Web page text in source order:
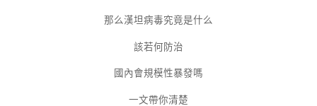
那么漢坦病毒究竟是什么
該若何防治
國內會規模性暴發嗎
一文帶你清楚